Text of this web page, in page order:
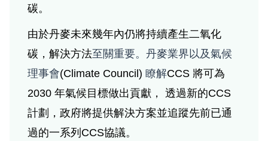
碳。
由於丹麥未來幾年內仍將持續產生二氧化
碳，解決方法至關重要。丹麥業界以及氣候
理事會(Climate Council) 瞭解CCS 將可為
2030 年氣候目標做出貢獻， 透過新的CCS
計劃，政府將提供解決方案並追蹤先前已通
過的一系列 CCS協議。